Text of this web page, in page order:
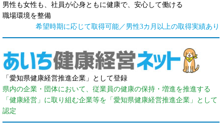
男性も女性も、社員が心身ともに健康で、安心して働ける
職場環境を整備
希望時期に応じて取得可能／男性3カ月以上の取得実績あり
「愛知県健康経営推進企業」として登録
県内の企業・団体において、従業員の健康の保持・増進を推進する
「健康経営」に取り組む企業等を「愛知県健康経営推進企業」として
認定